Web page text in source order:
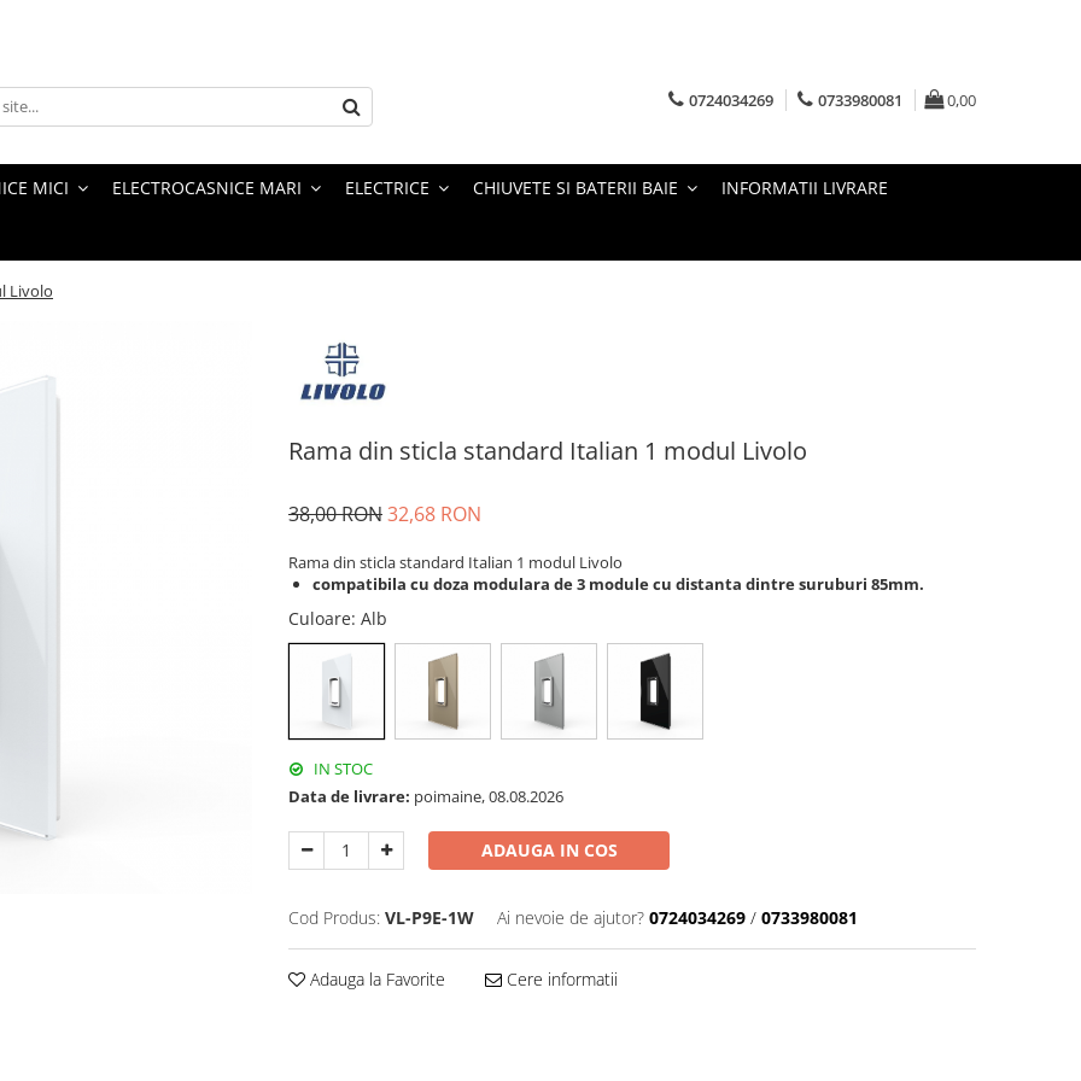
0724034269 0733980081 0,00
MICI ELECTROCASNICE MARI ELECTRICE CHIUVETE SI BATERII BAIE INFORMATII LIVRARE
Livolo
Rama din sticla standard Italian 1 modul Livolo
38,00 RON32,68 RON
Rama din sticla standard Italian 1 modul Livolo
compatibila cu doza modulara de 3 module cu distanta dintre suruburi 85mm.
Culoare: Alb
IN STOC
Data de livrare: poimaine, 08.08.2026
ADAUGA IN COS
Cod Produs: VL-P9E-1W Ai nevoie de ajutor? 0724034269 / 0733980081
Adauga la Favorite Cere informatii